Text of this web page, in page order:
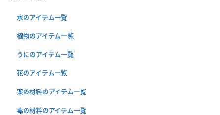
水のアイテム一覧
植物のアイテム一覧
うにのアイテム一覧
花のアイテム一覧
薬の材料のアイテム一覧
毒の材料のアイテム一覧